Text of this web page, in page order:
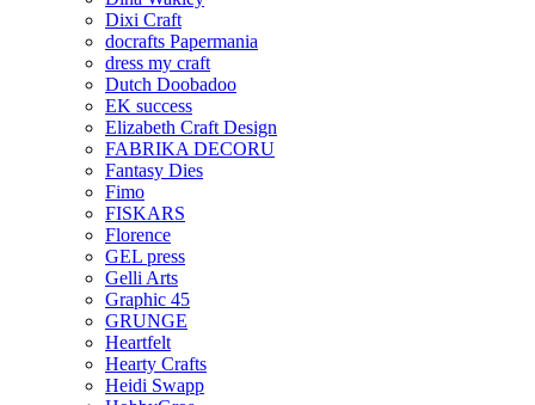
Dixi Craft
docrafts Papermania
dress my craft
Dutch Doobadoo
EK success
Elizabeth Craft Design
FABRIKA DECORU
Fantasy Dies
Fimo
FISKARS
Florence
GEL press
Gelli Arts
Graphic 45
GRUNGE
Heartfelt
Hearty Crafts
Heidi Swapp